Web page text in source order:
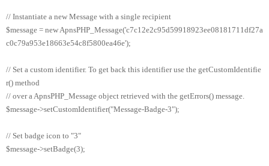
// Instantiate a new Message with a single recipient
$message = new ApnsPHP_Message('c7c12e2c95d59918923ee08181711df27a
c0c79a953e18663e54c8f5800ea46e');
// Set a custom identifier. To get back this identifier use the getCustomIdentifie
r() method
// over a ApnsPHP_Message object retrieved with the getErrors() message.
$message->setCustomIdentifier("Message-Badge-3");
// Set badge icon to "3"
$message->setBadge(3);